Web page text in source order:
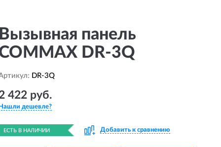
панель
DR-3Q
DR-3Q
422 руб.
дешевле?
ЕСТЬ В НАЛИЧИИ Добавить к сравнению